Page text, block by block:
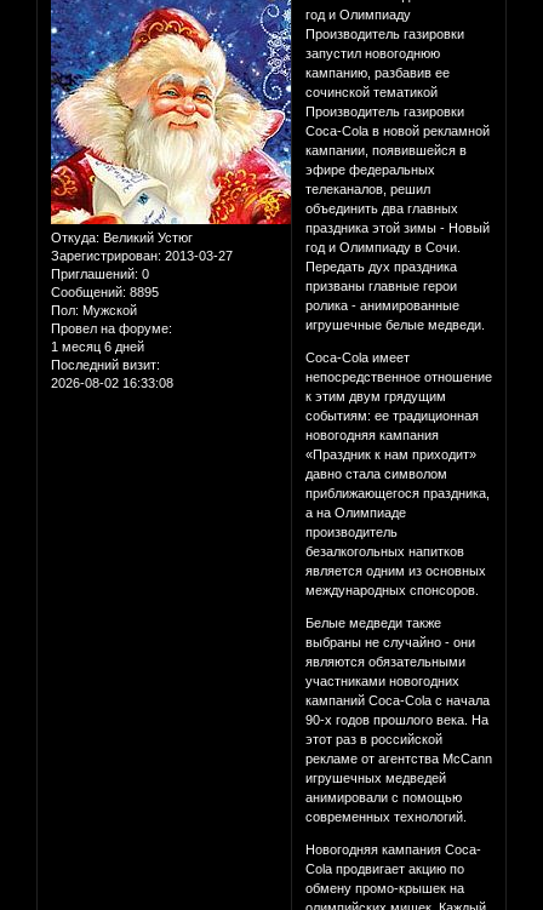
Откуда: Великий Устюг
Зарегистрирован: 2013-03-27
Приглашений: 0
Сообщений: 8895
Пол: Мужской
Провел на форуме:
1 месяц 6 дней
Последний визит:
2026-08-02 16:33:08
год и Олимпиаду
Производитель газировки
запустил новогоднюю
кампанию, разбавив ее
сочинской тематикой
Производитель газировки
Coca-Сola в новой рекламной
кампании, появившейся в
эфире федеральных
телеканалов, решил
объединить два главных
праздника этой зимы - Новый
год и Олимпиаду в Сочи.
Передать дух праздника
призваны главные герои
ролика - анимированные
игрушечные белые медведи.
Coca-Cola имеет
непосредственное отношение
к этим двум грядущим
событиям: ее традиционная
новогодняя кампания
«Праздник к нам приходит»
давно стала символом
приближающегося праздника,
а на Олимпиаде
производитель
безалкогольных напитков
является одним из основных
международных спонсоров.
Белые медведи также
выбраны не случайно - они
являются обязательными
участниками новогодних
кампаний Coca-Cola с начала
90-х годов прошлого века. На
этот раз в российской
рекламе от агентства McCann
игрушечных медведей
анимировали с помощью
современных технологий.
Новогодняя кампания Coca-
Cola продвигает акцию по
обмену промо-крышек на